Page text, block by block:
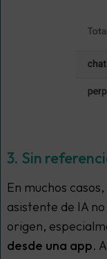
3. Sin
En muchos
asistente de IA
origen,
desde una app.